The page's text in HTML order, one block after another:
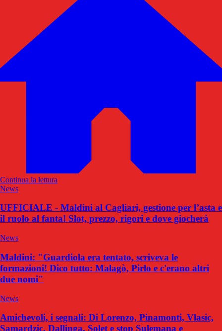
Continua la lettura
News
UFFICIALE - Maldini al Cagliari, gestione per l’asta e
il ruolo al fanta! Slot, prezzo, rigori e dove giocherà
News
Maldini: "Guardiola era tentato, scriveva le
formazioni! Dico tutto: Malagò, Pirlo e c'erano altri
due nomi"
News
Amichevoli, i segnali: Di Lorenzo, Pinamonti, Vlasic,
Samardzic, Dallinga, Solet e stop Sulemana e